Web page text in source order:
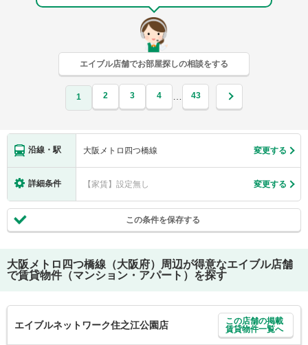
エイブル店舗でお部屋探しの相談をする
1 2 3 4 … 43
沿線・駅 大阪メトロ四つ橋線 変更する
詳細条件 【家賃】設定無し 変更する
この条件を保存する
大阪メトロ四つ橋線（大阪府）
周辺が得意なエイブル店舗
で賃貸物件（マンション・アパート）を探す
エイブルネットワーク住之江公園店
この店舗の掲載
賃貸物件一覧へ